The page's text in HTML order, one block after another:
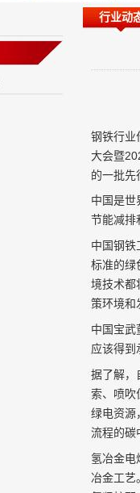
行业动
钢铁行业
大会暨
的一批先
中国是世
节能减排
中国钢铁
标准的绿
境技术都
策环境和
中国宝武
应该得到
据了解，
索、喷吹
绿电资源
流程的碳
氢冶金电
冶金工艺